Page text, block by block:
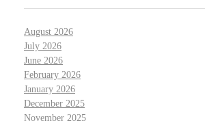
August 2026
July 2026
June 2026
February 2026
January 2026
December 2025
November 2025